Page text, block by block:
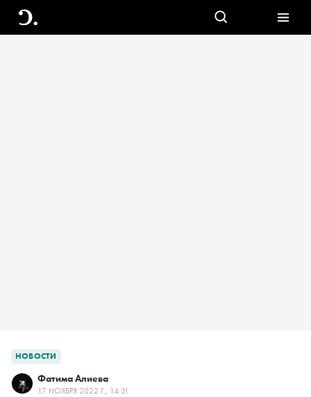
НОВОСТИ
Фатима Алиева
17 НОЯБРЯ 2022 Г., 14:31